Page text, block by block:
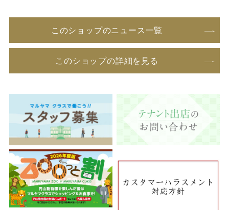
このショップのニュース一覧
このショップの詳細を見る